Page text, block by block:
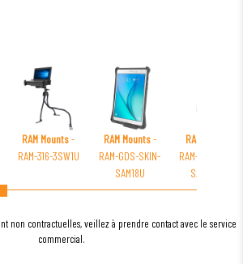
RAM Mounts-
RAM-316-3SW1U
RAM Mounts-
RAM-GDS-SKIN-
SAM18U
RAM Mounts
RAM-GDS-
SAM78CPU
non contractuelles, veillez à prendre contact avec le service
commercial.